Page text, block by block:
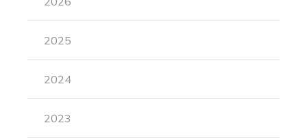
2025
2024
2023